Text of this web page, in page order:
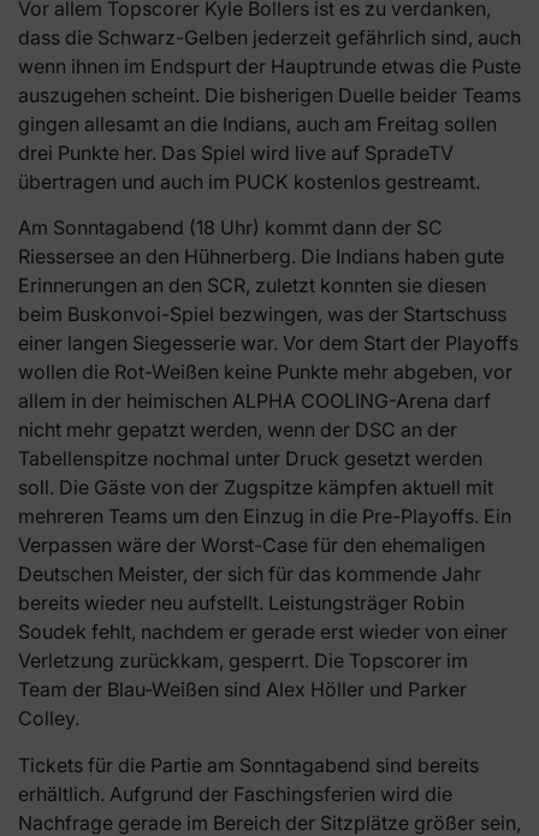
Vor allem Topscorer Kyle Bollers ist es zu verdanken,
dass die Schwarz-Gelben jederzeit gefährlich sind, auch
wenn ihnen im Endspurt der Hauptrunde etwas die Puste
auszugehen scheint. Die bisherigen Duelle beider Teams
gingen allesamt an die Indians, auch am Freitag sollen
drei Punkte her. Das Spiel wird live auf SpradeTV
übertragen und auch im PUCK kostenlos gestreamt.
Am Sonntagabend (18 Uhr) kommt dann der SC
Riessersee an den Hühnerberg. Die Indians haben gute
Erinnerungen an den SCR, zuletzt konnten sie diesen
beim Buskonvoi-Spiel bezwingen, was der Startschuss
einer langen Siegesserie war. Vor dem Start der Playoffs
wollen die Rot-Weißen keine Punkte mehr abgeben, vor
allem in der heimischen ALPHA COOLING-Arena darf
nicht mehr gepatzt werden, wenn der DSC an der
Tabellenspitze nochmal unter Druck gesetzt werden
soll. Die Gäste von der Zugspitze kämpfen aktuell mit
mehreren Teams um den Einzug in die Pre-Playoffs. Ein
Verpassen wäre der Worst-Case für den ehemaligen
Deutschen Meister, der sich für das kommende Jahr
bereits wieder neu aufstellt. Leistungsträger Robin
Soudek fehlt, nachdem er gerade erst wieder von einer
Verletzung zurückkam, gesperrt. Die Topscorer im
Team der Blau-Weißen sind Alex Höller und Parker
Colley.
Tickets für die Partie am Sonntagabend sind bereits
erhältlich. Aufgrund der Faschingsferien wird die
Nachfrage gerade im Bereich der Sitzplätze größer sein,